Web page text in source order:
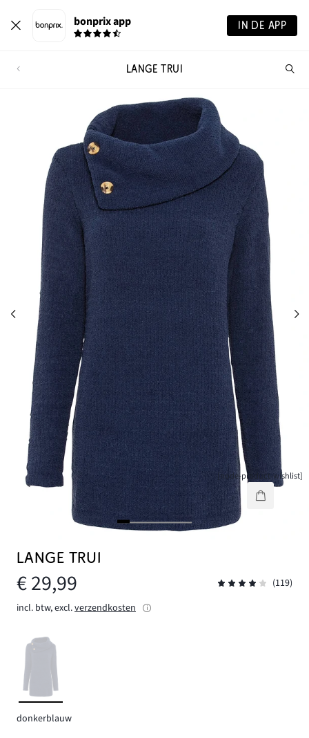
bonprix app IN DE APP
LANGE TRUI
[node-product-wishlist]
LANGE TRUI
€ 29,99
(119)
incl. btw, excl.verzendkosten
donkerblauw